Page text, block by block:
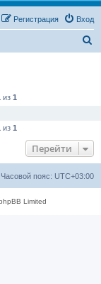
Вход
Регистрация
из 1
из 1
Перейти
Часовой пояс: UTC+03:00
Limited